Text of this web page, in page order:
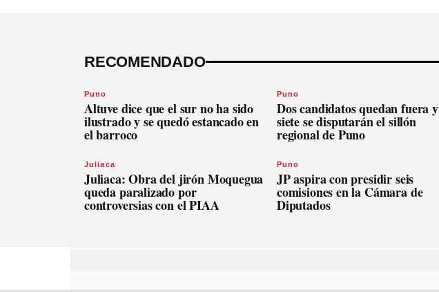
RECOMENDADO
Puno
Altuve dice que el sur no ha sido
ilustrado y se quedó estancado en
el barroco
Puno
Dos candidatos quedan fuera y
siete se disputarán el sillón
regional de Puno
Juliaca
Juliaca: Obra del jirón Moquegua
queda paralizado por
controversias con el PIAA
Puno
JP aspira con presidir seis
comisiones en la Cámara de
Diputados